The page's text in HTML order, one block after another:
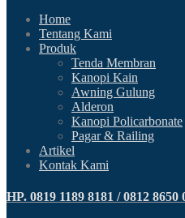
Home
Tentang Kami
Produk
Tenda Membran
Kanopi Kain
Awning Gulung
Alderon
Kanopi Policarbonate
Pagar & Railing
Artikel
Kontak Kami
HP. 0819 1189 8181 / 0812 8650